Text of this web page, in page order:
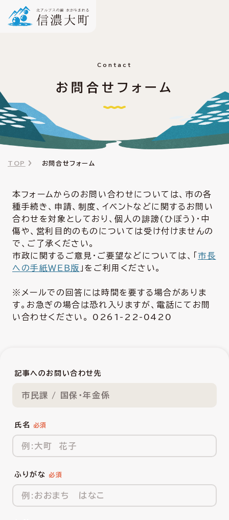
Contact
お問合せフォーム
TOP お問合せフォーム
本フォームからのお問い合わせについては、市の各
種手続き、申請、制度、イベントなどに関するお問い
合わせを対象としており、個人の誹謗(ひぼう)・中
傷や、営利目的のものについては受け付けませんの
で、ご了承ください。
市政に関するご意見・ご要望などについては、「市長
への手紙ＷＥＢ版 」をご利用ください。
※メールでの回答には時間を要する場合がありま
す。お急ぎの場合は恐れ入りますが、電話にてお問
い合わせください。 0261-22-0420
記事へのお問い合わせ先
市民課 / 国保・年金係
氏名
ふりがな